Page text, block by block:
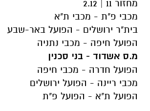
מחזור 11 | 2.12
מכבי פ"ת - מכבי ת"א
בית"ר ירושלים - הפועל באר-שבע
הפועל חיפה - מכבי נתניה
מ.ס אשדוד - בני סכנין
הפועל חדרה - מכבי חיפה
מכבי ריינה - הפועל ירושלים
הפועל ת"א - הפועל פ"ת